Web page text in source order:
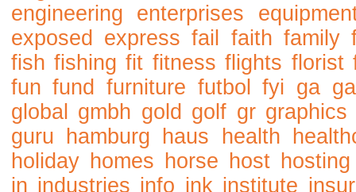
engineering
enterprises
exposed
express fail faith family
fish fishing fit fitness flights florist
fun fund furniture futbol fyi ga
global
gmbh gold golf gr graphics
guru
hamburg haus health
holiday homes horse host hosting
in industries info ink institute